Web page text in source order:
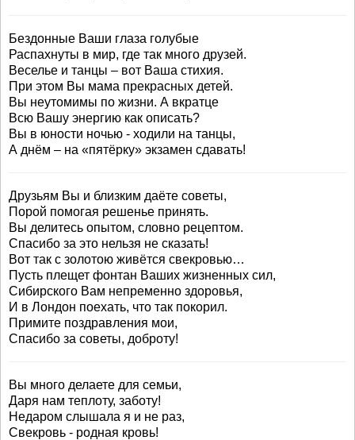
Бездонные Ваши глаза голубые
Распахнуты в мир, где так много друзей.
Веселье и танцы – вот Ваша стихия.
При этом Вы мама прекрасных детей.
Вы неутомимы по жизни. А вкратце
Всю Вашу энергию как описать?
Вы в юности ночью - ходили на танцы,
А днём – на «пятёрку» экзамен сдавать!
Друзьям Вы и близким даёте советы,
Порой помогая решенье принять.
Вы делитесь опытом, словно рецептом.
Спасибо за это нельзя не сказать!
Вот так с золотою живётся свекровью…
Пусть плещет фонтан Ваших жизненных сил,
Сибирского Вам непременно здоровья,
И в Лондон поехать, что так покорил.
Примите поздравления мои,
Спасибо за советы, доброту!
Вы много делаете для семьи,
Даря нам теплоту, заботу!
Недаром слышала я и не раз,
Свекровь - родная кровь!